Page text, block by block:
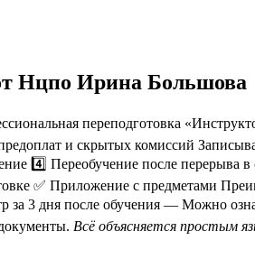
Нцпо Ирина Большова
переподготовка
и скрытых комиссий
4️⃣ Переобучение после перерыва в
✅ Приложение с предметами
3 дня после обучения — Можно
Всё объясняется простым